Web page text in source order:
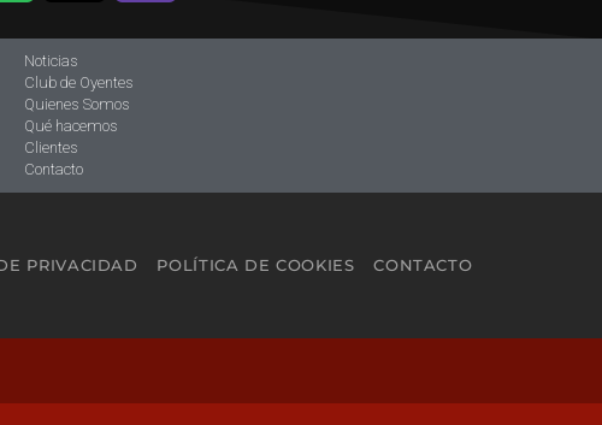
Noticias
Club de Oyentes
Quienes Somos
Qué hacemos
Clientes
Contacto
PRIVACIDAD POLÍTICA DE COOKIES CONTACTO